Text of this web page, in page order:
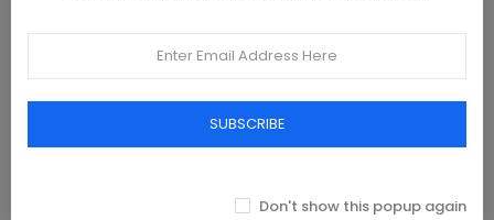
SUBSCRIBE
Don't show this popup again